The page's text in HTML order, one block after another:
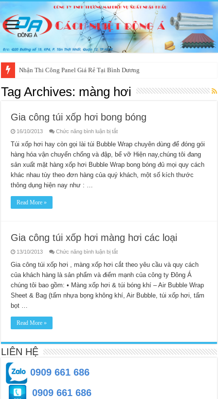
Nhận Thi Công Panel Giá Rẻ Tại Bình Dương
Tag Archives: màng hơi
Gia công túi xốp hơi bong bóng
16/10/2013 Chức năng bình luận bị tắtở
công
túi
xốp
bong
bóng
Túi xốp hơi hay còn gọi lài túi Bubble Wrap chuyên dùng để đóng gói
hàng hóa vận chuyển chống và đập, bể vỡ Hiện nay,chúng tôi đang
sản xuất mặt hàng xốp hơi Bubble Wrap bong bóng đủ mọi quy cách
khác nhau tùy theo đơn hàng của quý khách, một số kích thước
thông dụng hiện nay như : …
Read More »
Gia công túi xốp hơi màng hơi các loại
13/10/2013 Chức năng bình luận bị tắtở
công
túi
xốp
màng
hơi
các
Gia công túi xốp hơi , màng xốp hơi cắt theo yêu cầu và quy cách
của khách hàng là sản phẩm và điểm mạnh của công ty Đông Á
chúng tôi bao gồm: • Màng xốp hơi & túi bóng khí – Air Bubble Wrap
Sheet & Bag (tấm nhựa bọng không khí, Air Bubble, túi xốp hơi, tấm
bọt …
Read More »
LIÊN HỆ
0909 661 686
0909 661 686